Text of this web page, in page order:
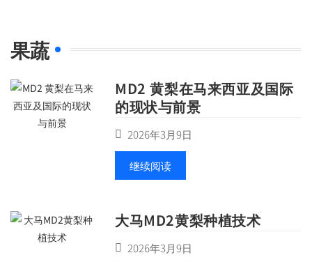
果蔬
MD2 黄梨在马来西亚及国际
的现状与前景
2026年3月9日
继续阅读
大马MD2黄梨种植技术
2026年3月9日